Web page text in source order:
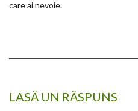
care ai nevoie.
LASĂ UN RĂSPUNS